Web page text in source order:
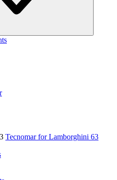
Tecnomar for Lamborghini 63